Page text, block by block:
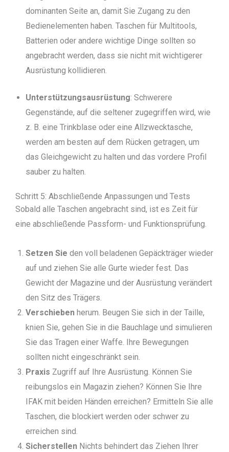
dominanten Seite an, damit Sie Zugang zu den
Bedienelementen haben. Taschen für Multitools,
Batterien oder andere wichtige Dinge sollten so
angebracht werden, dass sie nicht mit wichtigerer
Ausrüstung kollidieren.
Unterstützungsausrüstung: Schwerere
Gegenstände, auf die seltener zugegriffen wird, wie
z. B. eine Trinkblase oder eine Allzwecktasche,
werden am besten auf dem Rücken getragen, um
das Gleichgewicht zu halten und das vordere Profil
sauber zu halten.
Schritt 5: Abschließende Anpassungen und Tests
Sobald alle Taschen angebracht sind, ist es Zeit für
eine abschließende Passform- und Funktionsprüfung.
Setzen Sie den voll beladenen Gepäckträger wieder
auf und ziehen Sie alle Gurte wieder fest. Das
Gewicht der Magazine und der Ausrüstung verändert
den Sitz des Trägers.
Verschieben herum. Beugen Sie sich in der Taille,
knien Sie, gehen Sie in die Bauchlage und simulieren
Sie das Tragen einer Waffe. Ihre Bewegungen
sollten nicht eingeschränkt sein.
Praxis Zugriff auf Ihre Ausrüstung. Können Sie
reibungslos ein Magazin ziehen? Können Sie Ihre
IFAK mit beiden Händen erreichen? Ermitteln Sie alle
Taschen, die blockiert werden oder schwer zu
erreichen sind.
Sicherstellen Nichts behindert das Ziehen Ihrer